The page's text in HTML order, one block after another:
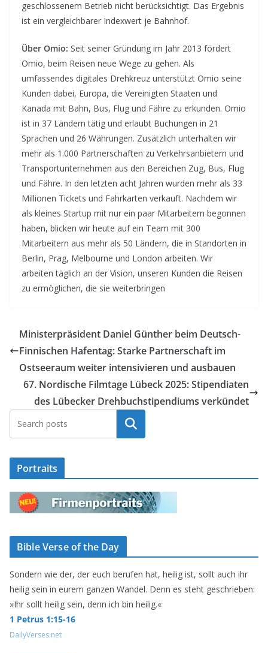
geschlossenem Betrieb nicht berücksichtigt. Das Ergebnis
ist ein vergleichbarer Indexwert je Bahnhof.
Über Omio: Seit seiner Gründung im Jahr 2013 fördert
Omio, beim Reisen neue Wege zu gehen. Als
umfassendes digitales Drehkreuz unterstützt Omio seine
Kunden dabei, Europa, die Vereinigten Staaten und
Kanada mit Bahn, Bus, Flug und Fähre zu erkunden. Omio
ist in 37 Ländern tätig und erlaubt Buchungen in 21
Sprachen und 26 Währungen. Zusätzlich unterhalten wir
mehr als 1.000 Partnerschaften zu Verkehrsanbietern und
Transportunternehmen aus den Bereichen Zug, Bus, Flug
und Fähre. In den letzten acht Jahren wurden mehr als 33
Millionen Tickets und Fahrkarten verkauft. Nachdem wir
als kleines Startup mit nur ein paar Mitarbeitern begonnen
haben, blicken wir heute auf ein Team mit 300
Mitarbeitern aus mehr als 50 Ländern, die in Standorten in
Berlin, Prag, Melbourne und London arbeiten. Wir
arbeiten täglich an der Vision, unseren Kunden die Reisen
zu ermöglichen, die sie weiterbringen
Ministerpräsident Daniel Günther beim Deutsch-
Finnischen Hafentag: Starke Partnerschaft im
Ostseeraum weiter intensivieren und ausbauen
67. Nordische Filmtage Lübeck 2025: Stipendiaten
des Lübecker Drehbuchstipendiums verkündet
Suchen
Portraits
Bible Verse of the Day
Sondern wie der, der euch berufen hat, heilig ist, sollt auch ihr
heilig sein in eurem ganzen Wandel. Denn es steht geschrieben:
»Ihr sollt heilig sein, denn ich bin heilig.«
1 Petrus 1:15-16
DailyVerses.net